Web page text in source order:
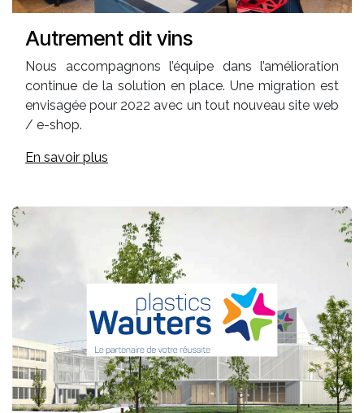
Autrement dit vins
Nous accompagnons l’équipe dans l’amélioration
continue de la solution en place. Une migration est
envisagée pour 2022 avec un tout nouveau site web
/ e-shop.
En savoir plus